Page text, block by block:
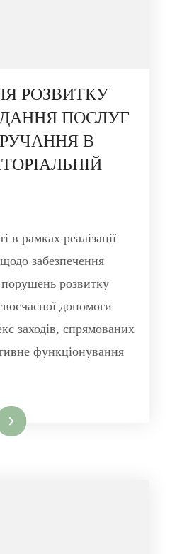
РОЗВИТКУ
ПОСЛУГ
В
в рамках реалізації
забезпечення
розвитку
допомоги
заходів, спрямованих
функціонування